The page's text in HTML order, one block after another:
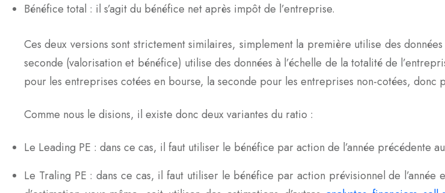
Bénéfice total : il s’agit du bénéfice net après impôt de l’entreprise.
Ces deux versions sont strictement similaires, simplement la première utilise des
seconde (valorisation et bénéfice) utilise des données à l’échelle de la totalité de
pour les entreprises cotées en bourse, la seconde pour les entreprises non-cotées, donc
Comme nous le disions, il existe donc deux variantes du ratio :
Le Leading PE : dans ce cas, il faut utiliser le bénéfice par action de l’année précédente
Le Traling PE : dans ce cas, il faut utiliser le bénéfice par action prévisionnel de l’année